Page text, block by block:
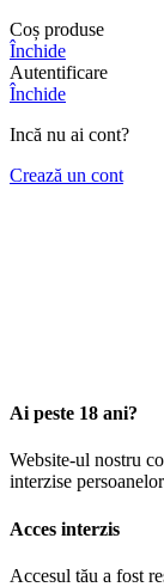
Coș produse
Închide
Autentificare
Închide
Incă nu ai cont?
Crează un cont
Ai peste 18 ani?
Website-ul nostru
interzise
Acces interzis
Accesul tău a fost